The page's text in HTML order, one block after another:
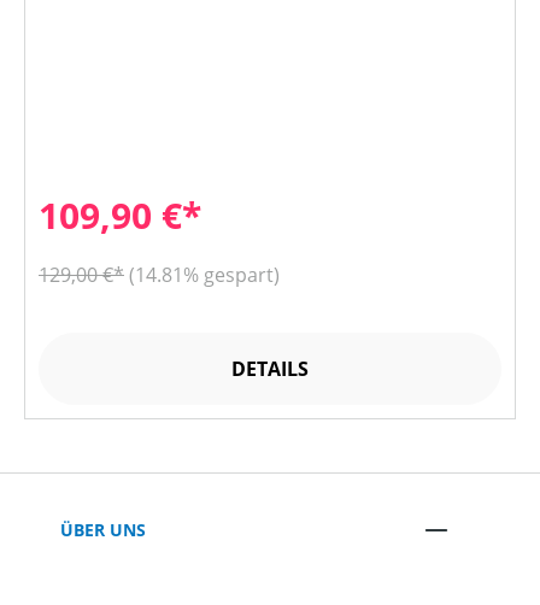
109,90 €*
129,00 €*(14.81% gespart)
DETAILS
ÜBER UNS